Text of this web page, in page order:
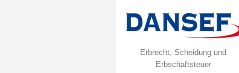
Erbrecht, Scheidung und
Erbschaftsteuer